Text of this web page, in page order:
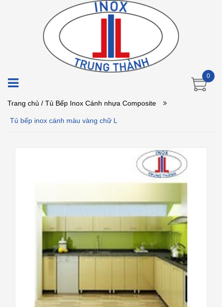
0
Trang chủ / Tủ Bếp Inox Cánh nhựa Composite
Tủ bếp inox cánh màu vàng chữ L